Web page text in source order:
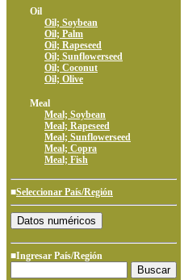
Oil
Oil; Soybean
Oil; Palm
Oil; Rapeseed
Oil; Sunflowerseed
Oil; Coconut
Oil; Olive
Meal
Meal; Soybean
Meal; Rapeseed
Meal; Sunflowerseed
Meal; Copra
Meal; Fish
■Seleccionar País/Región
■Ingresar País/Región